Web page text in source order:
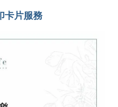
卡片服務